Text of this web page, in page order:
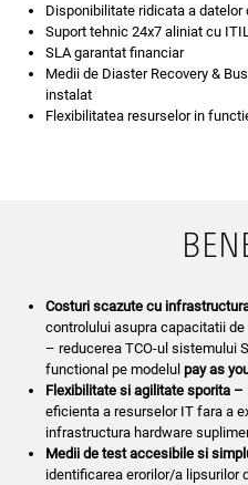
Disponibilitate ridicata a datelor
Suport tehnic 24x7 aliniat cu ITIL
SLA garantat financiar
Medii de Diaster Recovery &
instalat
Flexibilitatea resurselor in
Costuri scazute cu
controlului asupra capacitatii
– reducerea TCO-ul sistemului
functional pe modelul pay as
Flexibilitate si agilitate sporita –
eficienta a resurselor IT fara a
infrastructura hardware
Medii de test accesibile si
identificarea erorilor/a lipsurilor